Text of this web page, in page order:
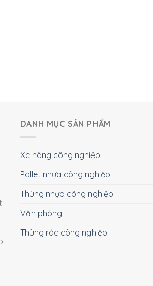
DANH MỤC SẢN PHẨM
Xe nâng công nghiệp
Pallet nhựa công nghiệp
Thùng nhựa công nghiệp
Văn phòng
Thùng rác công nghiệp